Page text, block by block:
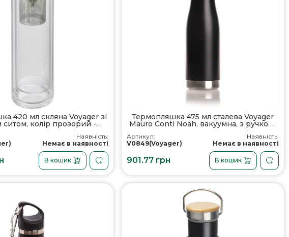
420 мл скляна Voyager зі
ситом, колір прозорий -
V0774-18
Наявність:
Немає в наявності
В кошик
Термопляшка 475 мл сталева Voyager
Mauro Conti Noah, вакуумна, з ручкою,
чашка з контейнером, колір чорний -
Артикул:
V0849(Voyager)
Наявність:
Немає в наявності
901.77 грн В кошик